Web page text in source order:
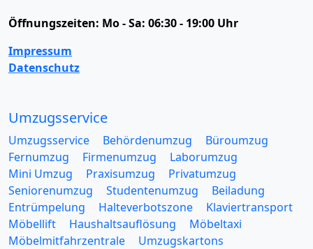
Öffnungszeiten: Mo - Sa: 06:30 - 19:00 Uhr
Impressum
Datenschutz
Umzugsservice
Umzugsservice Behördenumzug
Büroumzug
Fernumzug
Firmenumzug
Laborumzug
Mini Umzug
Praxisumzug
Privatumzug
Seniorenumzug
Studentenumzug
Beiladung
Entrümpelung
Halteverbotszone
Klaviertransport
Möbellift
Haushaltsauflösung
Möbeltaxi
Möbelmitfahrzentrale
Umzugskartons